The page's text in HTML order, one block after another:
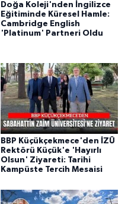
Doğa Koleji'nden İngilizce
Eğitiminde Küresel Hamle:
Cambridge English
'Platinum' Partneri Oldu
BBP Küçükçekmece'den İZÜ
Rektörü Küçük'e 'Hayırlı
Olsun' Ziyareti: Tarihi
Kampüste Tercih Mesaisi